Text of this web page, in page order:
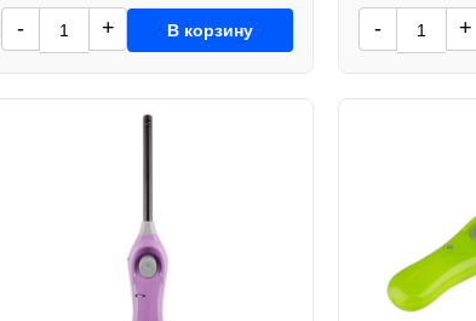
- + В корзину - +